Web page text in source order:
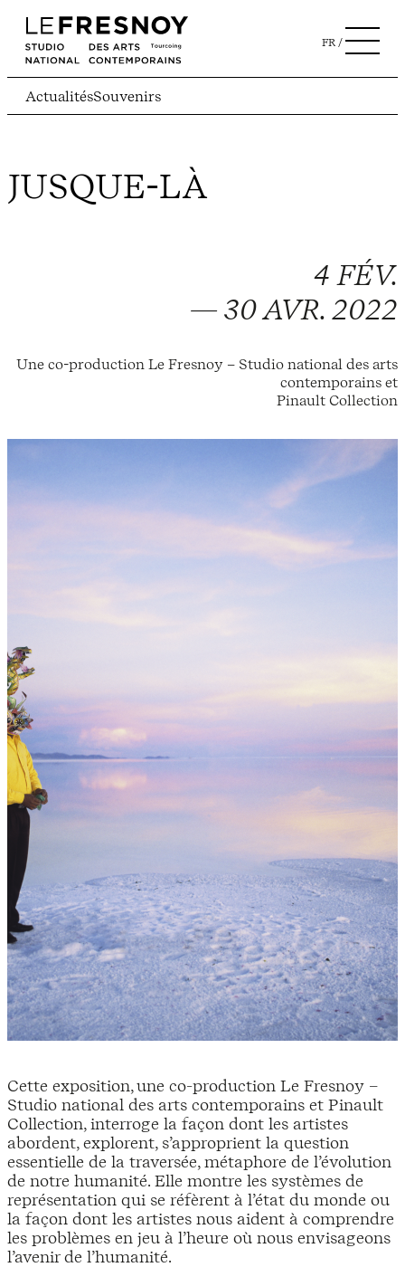
FR
ActualitésSouvenirs
JUSQUE-LÀ
4 FÉV.
— 30 AVR. 2022
Une co-production Le Fresnoy – Studio national des arts
contemporains et
Pinault Collection
Cette exposition, une co-production Le Fresnoy –
Studio national des arts contemporains et Pinault
Collection, interroge la façon dont les artistes
abordent, explorent, s’approprient la question
essentielle de la traversée, métaphore de l’évolution
de notre humanité. Elle montre les systèmes de
représentation qui se réfèrent à l’état du monde ou
la façon dont les artistes nous aident à comprendre
les problèmes en jeu à l’heure où nous envisageons
l’avenir de l’humanité.